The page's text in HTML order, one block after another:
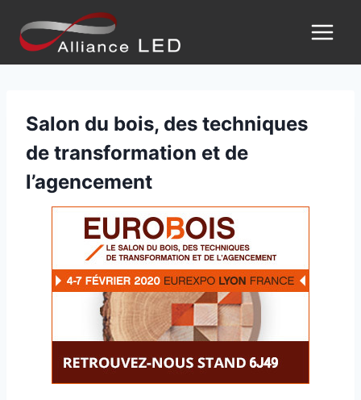
Salon du bois, des techniques
de transformation et de
l’agencement